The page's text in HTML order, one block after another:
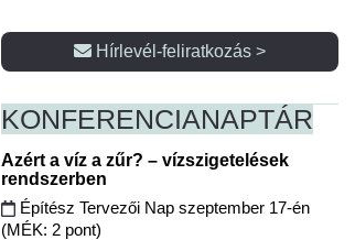
Hírlevél-feliratkozás >
KONFERENCIANAPTÁR
Azért a víz a zűr? – vízszigetelések
rendszerben
Építész Tervezői Nap szeptember 17-én
(MÉK: 2 pont)